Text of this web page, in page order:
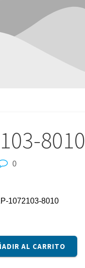
8010
0
1072103-8010
AL CARRITO